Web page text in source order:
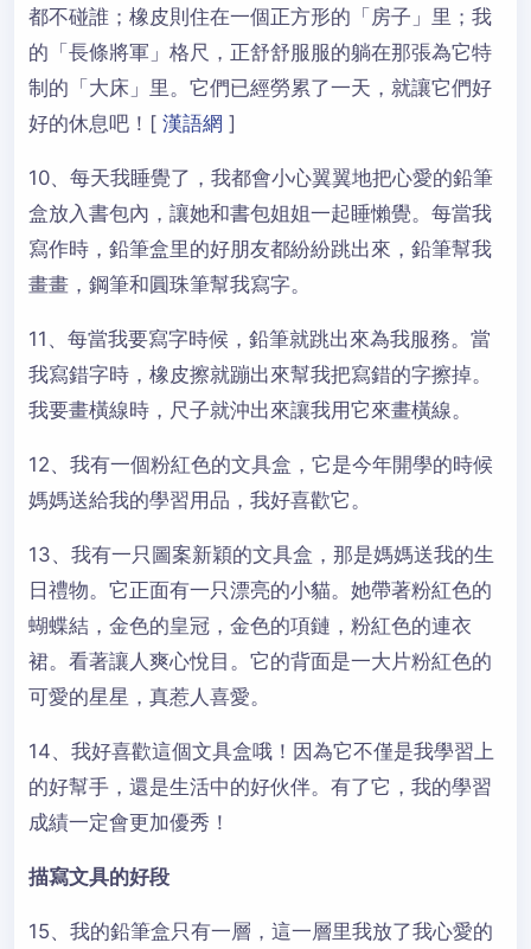
都不碰誰；橡皮則住在一個正方形的「房子」里；我
的「長條將軍」格尺，正舒舒服服的躺在那張為它特
制的「大床」里。它們已經勞累了一天，就讓它們好
好的休息吧！[ 漢語網 ]
10、每天我睡覺了，我都會小心翼翼地把心愛的鉛筆
盒放入書包內，讓她和書包姐姐一起睡懶覺。每當我
寫作時，鉛筆盒里的好朋友都紛紛跳出來，鉛筆幫我
畫畫，鋼筆和圓珠筆幫我寫字。
11、每當我要寫字時候，鉛筆就跳出來為我服務。當
我寫錯字時，橡皮擦就蹦出來幫我把寫錯的字擦掉。
我要畫橫線時，尺子就沖出來讓我用它來畫橫線。
12、我有一個粉紅色的文具盒，它是今年開學的時候
媽媽送給我的學習用品，我好喜歡它。
13、我有一只圖案新穎的文具盒，那是媽媽送我的生
日禮物。它正面有一只漂亮的小貓。她帶著粉紅色的
蝴蝶結，金色的皇冠，金色的項鏈，粉紅色的連衣
裙。看著讓人爽心悅目。它的背面是一大片粉紅色的
可愛的星星，真惹人喜愛。
14、我好喜歡這個文具盒哦！因為它不僅是我學習上
的好幫手，還是生活中的好伙伴。有了它，我的學習
成績一定會更加優秀！
描寫文具的好段
15、我的鉛筆盒只有一層，這一層里我放了我心愛的